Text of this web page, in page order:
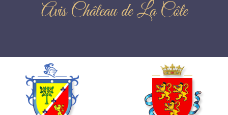
Avis Château de La Côte